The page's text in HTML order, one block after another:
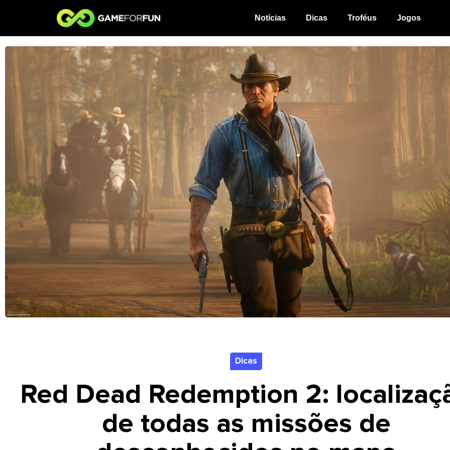
Notícias Dicas Troféus Jogos
Dicas
Red Dead Redemption 2:
de todas as missões de